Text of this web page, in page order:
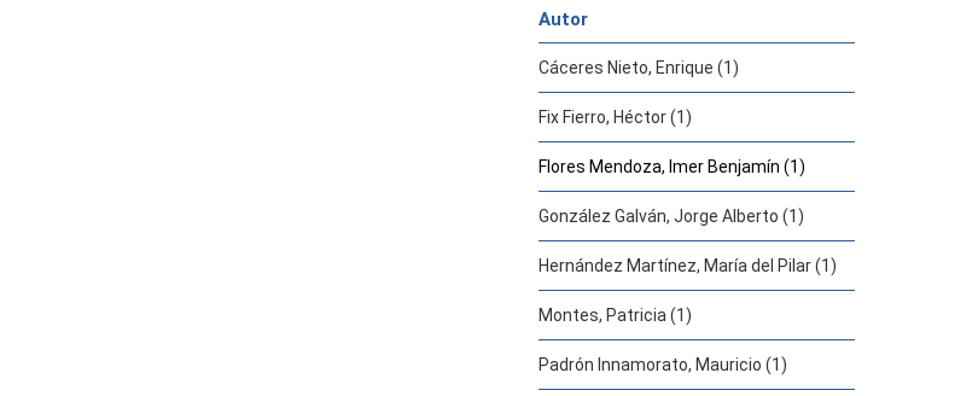
Autor
Cáceres Nieto, Enrique (1)
Fix Fierro, Héctor (1)
Flores Mendoza, Imer Benjamín (1)
González Galván, Jorge Alberto (1)
Hernández Martínez, María del Pilar (1)
Montes, Patricia (1)
Padrón Innamorato, Mauricio (1)